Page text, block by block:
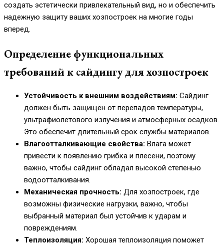
создать эстетически привлекательный вид, но и обеспечить
надежную защиту ваших хозпостроек на многие годы
вперед.
Определение функциональных
требований к сайдингу для хозпостроек
Устойчивость к внешним воздействиям: Сайдинг
должен быть защищён от перепадов температуры,
ультрафиолетового излучения и атмосферных осадков.
Это обеспечит длительный срок службы материалов.
Влагоотталкивающие свойства: Влага может
привести к появлению грибка и плесени, поэтому
важно, чтобы сайдинг обладал высокой степенью
водоотталкивания.
Механическая прочность: Для хозпостроек, где
возможны физические нагрузки, важно, чтобы
выбранный материал был устойчив к ударам и
повреждениям.
Теплоизоляция: Хорошая теплоизоляция поможет